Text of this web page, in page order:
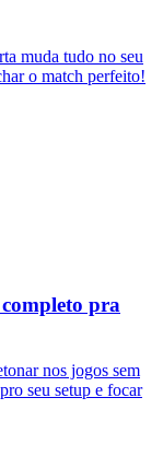
muda tudo no seu
o match perfeito!
pra
nos jogos sem
seu setup e focar